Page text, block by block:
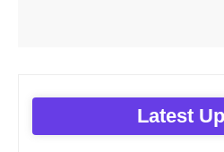
Latest